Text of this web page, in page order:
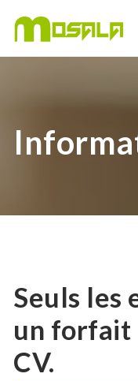
Seuls les
un forfait
CV.